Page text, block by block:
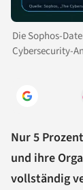
Die Sophos-
Cybersecurity-
Nur 5
und ihre
vollständig